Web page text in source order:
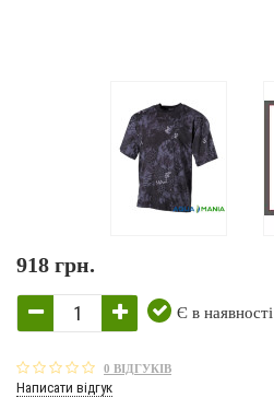
918 грн.
Є в наявності
0 ВІДГУКІВ
Написати відгук